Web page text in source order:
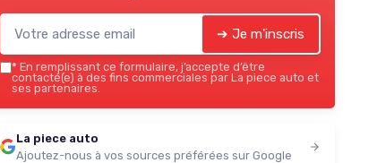
➔ Je m'inscris
* En remplissant ce formulaire, j’accepte d’être
contacté(e) à des fins commerciales par La piece auto et
ses partenaires.
La piece auto
Ajoutez-nous à vos sources préférées sur Google